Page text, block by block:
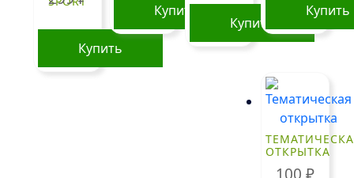
Купить
Купить
Купить
Купить
ОТКРЫТКА